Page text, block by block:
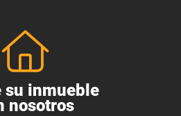
su inmueble
nosotros